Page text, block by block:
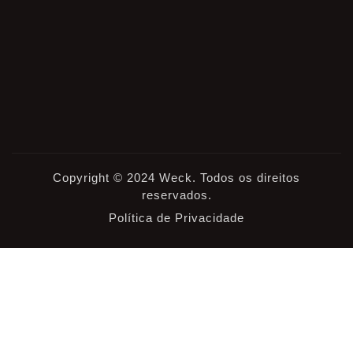
Copyright © 2024 Weck. Todos os direitos
reservados.
Política de Privacidade